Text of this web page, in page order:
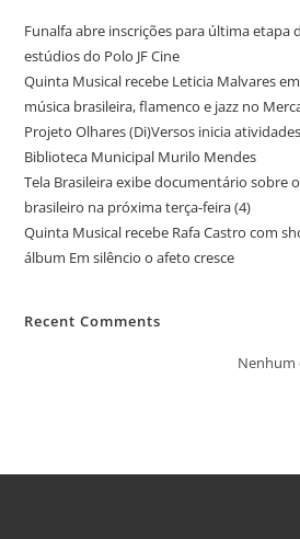
Funalfa abre inscrições para última etapa
estúdios do Polo JF Cine
Quinta Musical recebe Leticia Malvares
música brasileira, flamenco e jazz no
Projeto Olhares (Di)Versos inicia
Biblioteca Municipal Murilo Mendes
Tela Brasileira exibe documentário sobre
brasileiro na próxima terça-feira (4)
Quinta Musical recebe Rafa Castro com
álbum Em silêncio o afeto cresce
Recent Comments
Nenhum